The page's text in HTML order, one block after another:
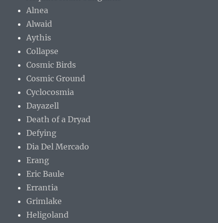
Alnea
Alwaid
Aythis
Collapse
Cosmic Birds
Cosmic Ground
Cyclocosmia
Dayazell
Death of a Dryad
Defying
Dia Del Mercado
Erang
Eric Baule
Errantia
Grimlake
Heligoland